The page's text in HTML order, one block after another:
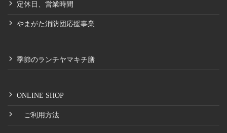
定休日、営業時間
やまがた消防団応援事業
季節のランチヤマキチ膳
ONLINE SHOP
ご利用方法